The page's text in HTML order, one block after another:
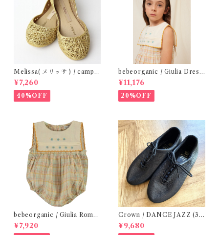
Melissa( メリッサ ) / campa
na ( Gold )28-33
¥7,260
40%OFF
bebeorganic / Giulia Dress
Lagoon Check (2-6y)
¥11,176
20%OFF
bebeorganic / Giulia Romp
er Lagoon Check( 6・12ｍ)
¥7,920
Crown / DANCE JAZZ (3:2
2cm / 6:24-24,5 ) Black
¥9,680